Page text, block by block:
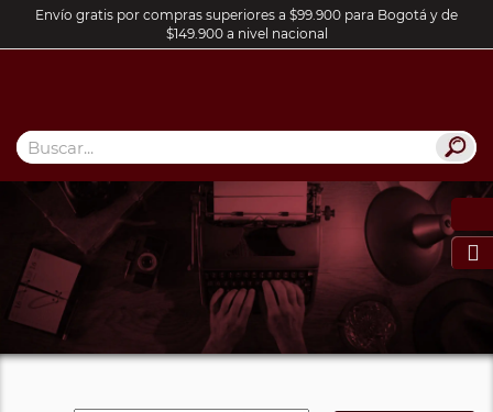
Envío gratis por compras superiores a $99.900 para Bogotá y de
$149.900 a nivel nacional
